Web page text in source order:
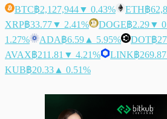
BTC฿2,127,944▼ 0.43% ETH฿
XRP฿33.77▼ 2.41% DOGE฿2.29▼
1.27%
ADA฿6.59 ▲ 5.95% DOT฿
AVAX฿211.81 ▼ 4.21% LINK฿269.87
KUB฿20.33 ▲ 0.51%